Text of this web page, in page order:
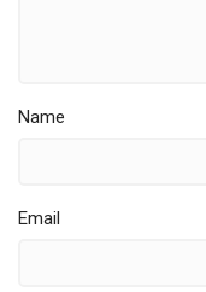
Name
Email